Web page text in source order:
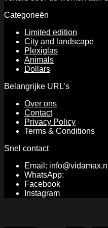
page
options
chosen
product
Categorieën
Limited edition
City and landscape
Plexiglas
Animals
Dollars
Belangrijke URL’s
Over ons
Contact
Privacy Policy
Terms & Conditions
Snel contact
Email: info@vidamax.nl
WhatsApp:
Facebook
Instagram